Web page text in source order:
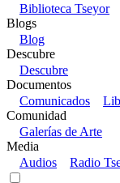
Biblioteca Tseyor
Blogs
Blog
Descubre
Descubre
Documentos
Comunicados
Comunidad
Galerías de Arte
Media
Audios
Radio